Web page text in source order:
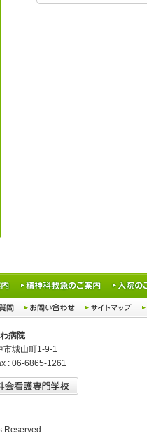
病院
市城山町1-9-1
: 06-6865-1261
Reserved.